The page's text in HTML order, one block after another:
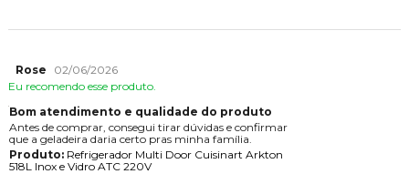
Rose
02/06/2026
Eu recomendo esse produto.
Bom atendimento e qualidade do produto
Antes de comprar, consegui tirar dúvidas e confirmar
que a geladeira daria certo pras minha família.
Produto:Refrigerador Multi Door Cuisinart Arkton
518L Inox e Vidro ATC 220V